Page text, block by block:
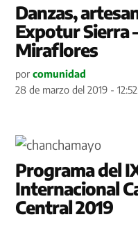
Danzas,
Expotur Sierra
Miraflores
por comunidad
28 de marzo del 2019 -
Programa del
Internacional
Central 2019